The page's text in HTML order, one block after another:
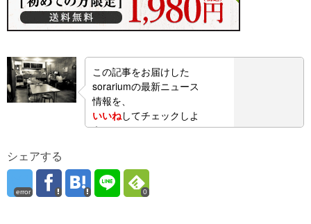
この記事をお届けした
sorariumの最新ニュース
情報を、
いいねしてチェックしよ
う！
シェアする
error 0